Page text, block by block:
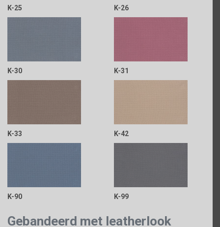
K-25 K-26
K-30 K-31
K-33 K-42
K-90 K-99
Gebandeerd met leatherlook